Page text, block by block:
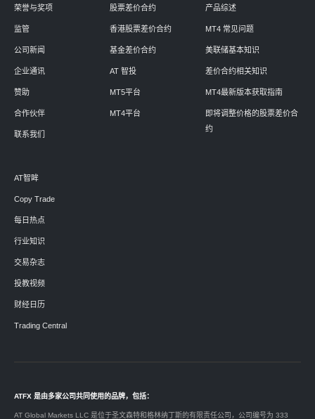
荣誉与奖项
监管
公司新闻
企业通讯
赞助
合作伙伴
联系我们
股票差价合约
香港股票差价合约
基金差价合约
AT 智投
MT5平台
MT4平台
产品综述
MT4 常见问题
美联储基本知识
差价合约相关知识
MT4最新版本获取指南
即将调整价格的股票差价合
约
AT智眸
Copy Trade
每日热点
行业知识
交易杂志
投教视频
财经日历
Trading Central
ATFX 是由多家公司共同使用的品牌，包括：
AT Global Markets LLC 是位于圣文森特和格林纳丁斯的有限责任公司，公司编号为 333